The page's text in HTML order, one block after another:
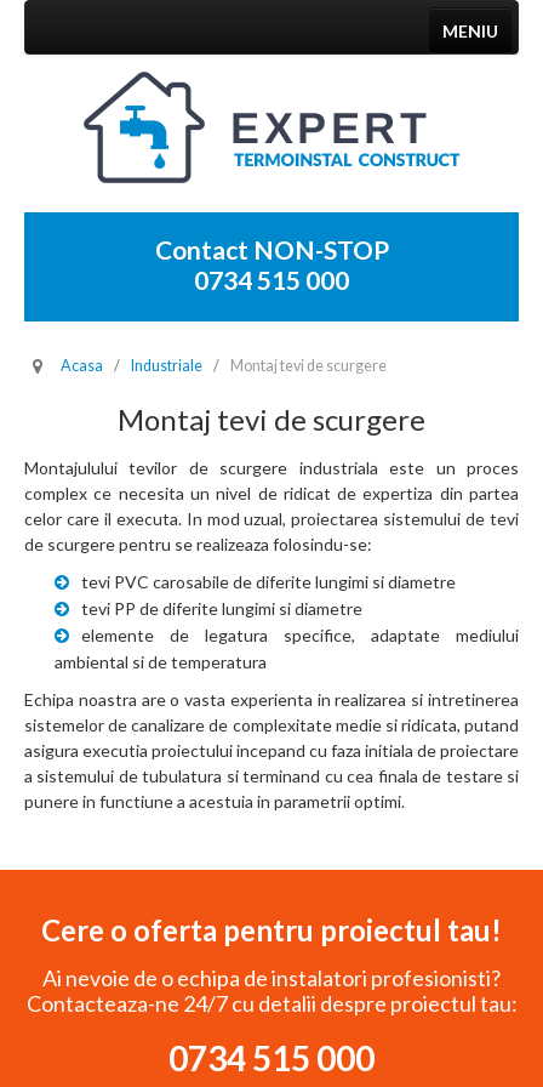
MENIU
SANITARE
FINISAJE INTERIOAREContact NON-STOP
0734 515 000
Acasa / Industriale / Montaj tevi de scurgere
Montaj tevi de scurgere
Montajulului tevilor de scurgere industriala este un proces
complex ce necesita un nivel de ridicat de expertiza din partea
celor care il executa. In mod uzual, proiectarea sistemului de tevi
de scurgere pentru se realizeaza folosindu-se:
tevi PVC carosabile de diferite lungimi si diametre
tevi PP de diferite lungimi si diametre
elemente de legatura specifice, adaptate mediului
ambiental si de temperatura
Echipa noastra are o vasta experienta in realizarea si intretinerea
sistemelor de canalizare de complexitate medie si ridicata, putand
asigura executia proiectului incepand cu faza initiala de proiectare
a sistemului de tubulatura si terminand cu cea finala de testare si
punere in functiune a acestuia in parametrii optimi.
Cere o oferta pentru proiectul tau!
Ai nevoie de o echipa de instalatori profesionisti?
Contacteaza-ne 24/7 cu detalii despre proiectul tau:
0734 515 000